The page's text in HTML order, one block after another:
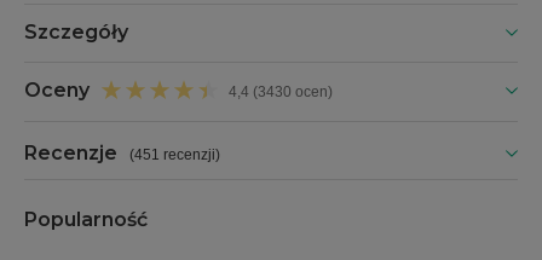
Szczegóły
Oceny 4,4 (3430 ocen)
Recenzje (451 recenzji)
Popularność